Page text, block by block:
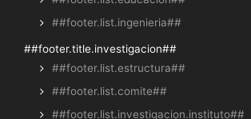
##footer.list.ingenieria##
##footer.title.investigacion##
##footer.list.estructura##
##footer.list.comite##
##footer.list.investigacion.instituto##